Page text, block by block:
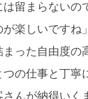
留まらないの
楽しいですね
った自由度の
つの仕事と丁寧
さんが納得いく